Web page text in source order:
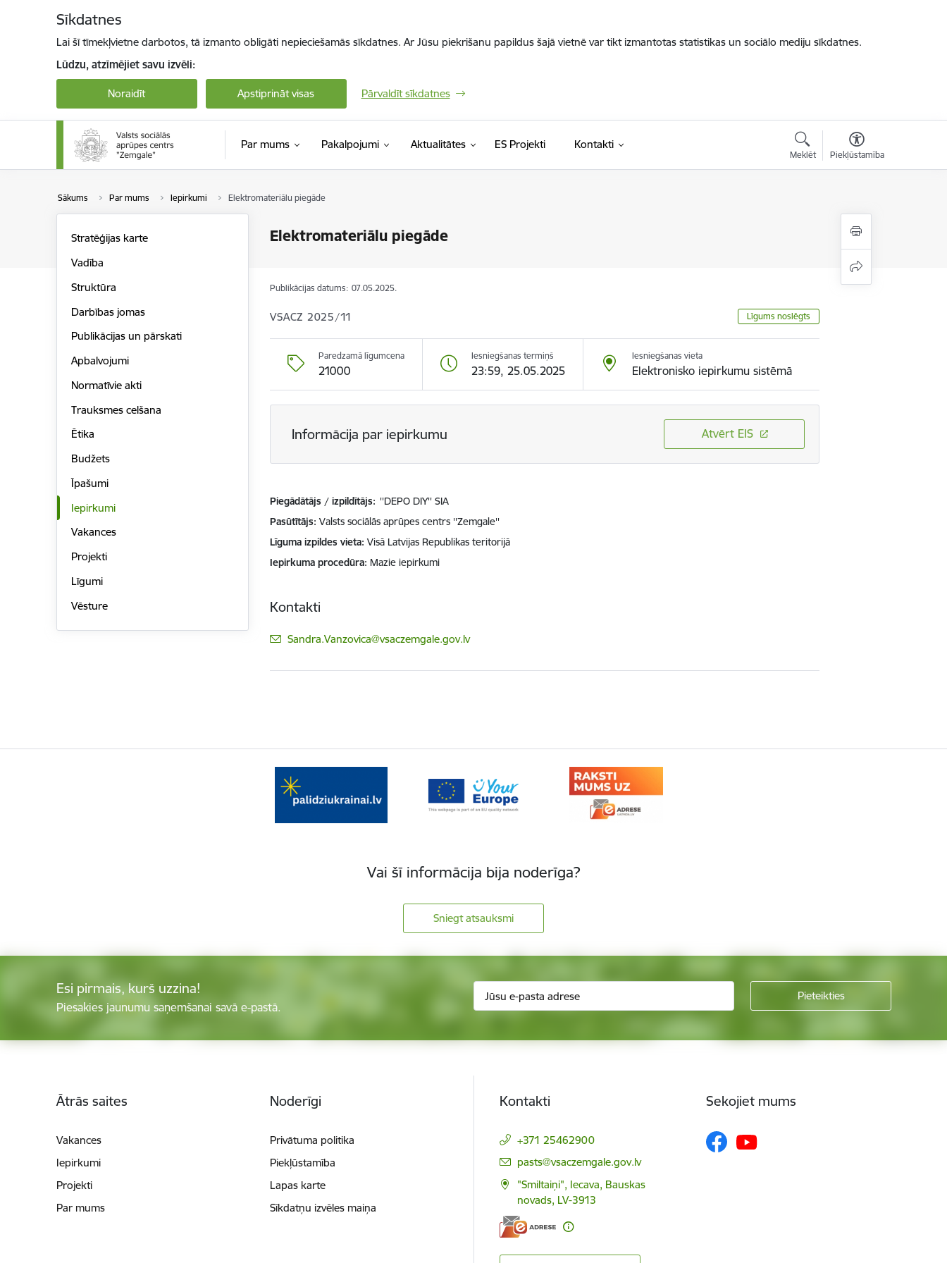
Sīkdatnes
Lai šī tīmekļvietne darbotos, tā izmanto obligāti nepieciešamās sīkdatnes. Ar Jūsu piekrišanu papildus šajā vietnē var tikt izmantotas statistikas un sociālo mediju sīkdatnes.
Lūdzu, atzīmējiet savu izvēli:
Noraidīt Apstiprināt visas Pārvaldīt sīkdatnes
Par mums Pakalpojumi Aktualitātes ES Projekti Kontakti
Meklēt Piekļūstamība
Sākums Par mums Iepirkumi Elektromateriālu piegāde
Elektromateriālu piegāde
Stratēģijas karte
Vadība
Struktūra
Darbības jomas
Publikācijas un pārskati
Apbalvojumi
Normatīvie akti
Trauksmes celšana
Ētika
Budžets
Īpašumi
Iepirkumi
Vakances
Projekti
Līgumi
Vēsture
Publikācijas datums: 07.05.2025.
VSACZ 2025/11 Līgums noslēgts
Paredzamā līgumcena
21000
Iesniegšanas termiņš
23:59, 25.05.2025
Iesniegšanas vieta
Elektronisko iepirkumu sistēmā
Informācija par iepirkumu Atvērt EIS
Piegādātājs / izpildītājs: ''DEPO DIY'' SIA
Pasūtītājs Valsts sociālās aprūpes centrs ''Zemgale''
Līguma izpildes vieta Visā Latvijas Republikas teritorijā
Iepirkuma procedūra Mazie iepirkumi
Kontakti
E-pasts:
Sandra.Vanzovica@vsaczemgale.gov.lv
Vai šī informācija bija noderīga?
Sniegt atsauksmi
Esi pirmais, kurš uzzina!
Piesakies jaunumu saņemšanai savā e-pastā.
Ātrās saites
Vakances
Iepirkumi
Projekti
Par mums
Noderīgi
Privātuma politika
Piekļūstamība
Lapas karte
Sīkdatņu izvēles maiņa
Kontakti
+371 25462900
E-pasts:
pasts@vsaczemgale.gov.lv
"Smiltaiņi", Iecava, Bauskas
novads, LV-3913
Sekojiet mums